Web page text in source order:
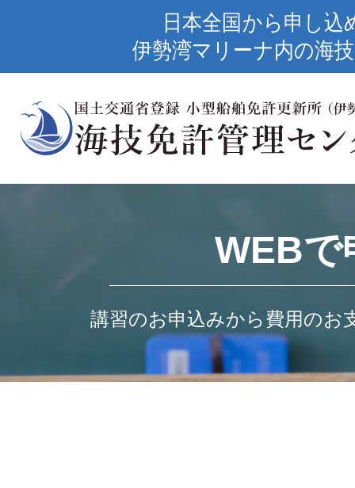
日本全国から申し
伊勢湾マリーナ内の海
WEBで
講習のお申込みから費用のお